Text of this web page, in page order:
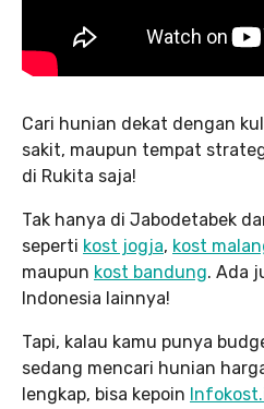
Cari hunian dekat dengan
sakit, maupun tempat
di Rukita saja!
Tak hanya di Jabodetabek
seperti kost jogja, kost
maupun kost bandung. Ada
Indonesia lainnya!
Tapi, kalau kamu punya
sedang mencari hunian
lengkap, bisa kepoin